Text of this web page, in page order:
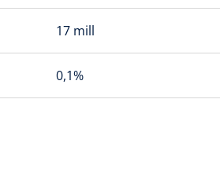
17 mill
0,1%